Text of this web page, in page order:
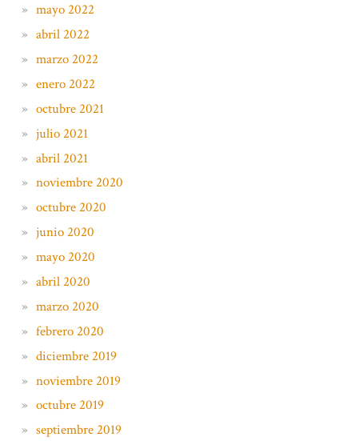
mayo 2022
abril 2022
marzo 2022
enero 2022
octubre 2021
julio 2021
abril 2021
noviembre 2020
octubre 2020
junio 2020
mayo 2020
abril 2020
marzo 2020
febrero 2020
diciembre 2019
noviembre 2019
octubre 2019
septiembre 2019